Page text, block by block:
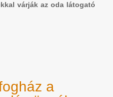
várják az oda látogató
a